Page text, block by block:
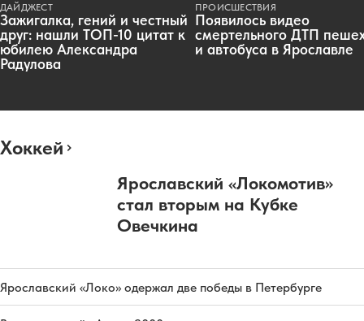
ДАЙДЖЕСТ
Зажигалка, гений и честный
друг: нашли ТОП-10 цитат к
юбилею Александра
Радулова
ПРОИСШЕСТВИЯ
Появилось видео
смертельного ДТП
и автобуса в Ярославле
Хоккей
Ярославский «Локомотив»
стал вторым на Кубке
Овечкина
Ярославский «Локо» одержал две победы в Петербурге